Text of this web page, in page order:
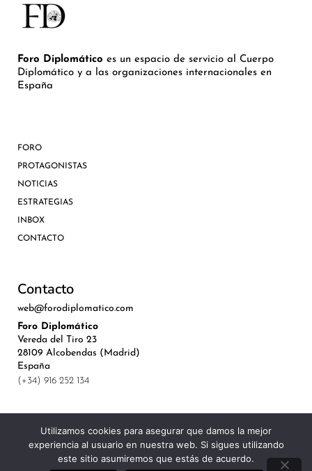
Foro Diplomático es un espacio de servicio al Cuerpo
Diplomático y a las organizaciones internacionales en
España
FORO
PROTAGONISTAS
NOTICIAS
ESTRATEGIAS
INBOX
CONTACTO
Contacto
web@forodiplomatico.com
Foro Diplomático
Vereda del Tiro 23
28109 Alcobendas (Madrid)
España
(+34) 916 252 134
©Royal Lis Spain 2024
Utilizamos cookies para asegurar que damos la mejor
experiencia al usuario en nuestra web. Si sigues utilizando
este sitio asumiremos que estás de acuerdo.